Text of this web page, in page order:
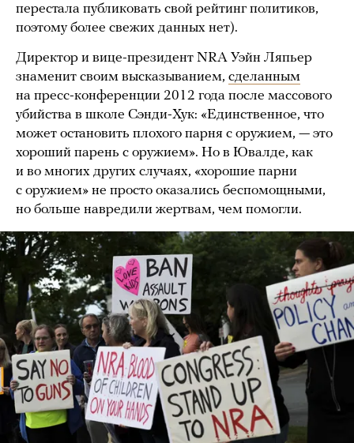
перестала публиковать свой рейтинг политиков,
поэтому более свежих данных нет).
Директор и вице-президент NRA Уэйн Ляпьер
знаменит своим высказыванием, сделанным
на пресс-конференции 2012 года после массового
убийства в школе Сэнди-Хук: «Единственное, что
может остановить плохого парня с оружием, — это
хороший парень с оружием». Но в Ювалде, как
и во многих других случаях, «хорошие парни
с оружием» не просто оказались беспомощными,
но больше навредили жертвам, чем помогли.